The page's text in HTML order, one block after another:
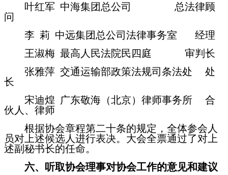
叶红军 中海集团总公司 总法律顾
问
李 莉 中远集团总公司法律事务室 经理
王淑梅 最高人民法院民四庭 审判长
张雅萍 交通运输部政策法规司条法处 处
长
宋迪煌 广东敬海（北京）律师事务所 合
伙人、律师
根据协会章程第二十条的规定，全体参会人
员对上述候选人进行表决。大会全票通过了对上
述副秘书长的任命。
六、听取协会理事对协会工作的意见和建议